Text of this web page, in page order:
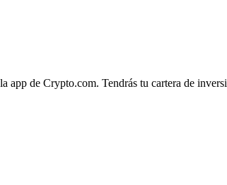
de Crypto.com. Tendrás tu cartera de